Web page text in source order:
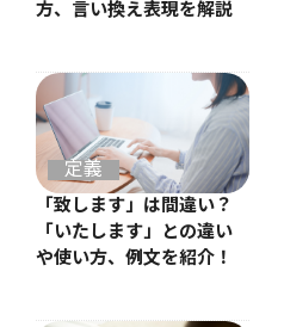
方、言い換え表現を解説
定義
「致します」は間違い？
「いたします」との違い
や使い方、例文を紹介！